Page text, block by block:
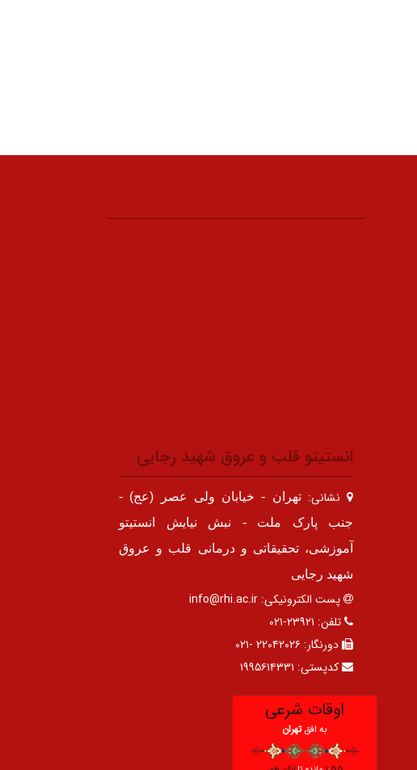
انستیتو قلب و عروق شهید رجایی
نشانی:تهران - خیابان ولی عصر (عج) -
جنب پارک ملت - نبش نیایش انستیتو
آموزشی، تحقیقاتی و درمانی قلب و عروق
شهید رجایی
پست الکترونیکی: info@rhi.ac.ir
تلفن: ۲۳۹۲۱-۰۲۱
دورنگار: ۲۲۰۴۲۰۲۶ -۰۲۱
کدپستی: ۱۹۹۵۶۱۴۳۳۱